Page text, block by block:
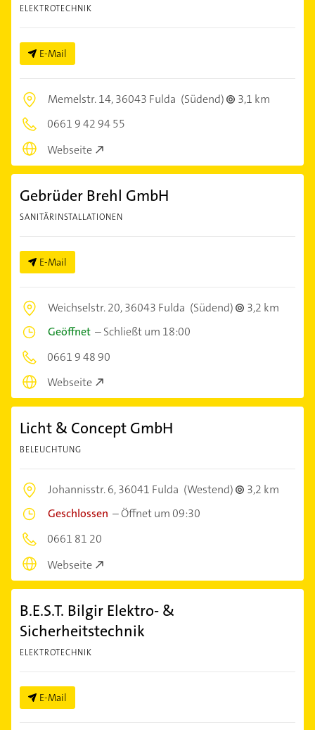
ELEKTROTECHNIK
E-Mail
Memelstr. 14,36043 Fulda (Südend)
3,1 km
0661 9 42 94 55
Webseite
Gebrüder Brehl GmbH
SANITÄRINSTALLATIONEN
E-Mail
Weichselstr. 20,36043 Fulda (Südend)
3,2 km
Geöffnet –Schließt um 18:00
0661 9 48 90
Webseite
Licht & Concept GmbH
BELEUCHTUNG
Johannisstr. 6,36041 Fulda (Westend)
3,2 km
Geschlossen –Öffnet um 09:30
0661 81 20
Webseite
B.E.S.T. Bilgir Elektro- &
Sicherheitstechnik
ELEKTROTECHNIK
E-Mail